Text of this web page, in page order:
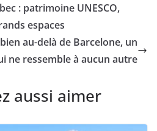
: patrimoine UNESCO,
espaces
au-delà de Barcelone, un
ne ressemble à aucun autre
aussi aimer